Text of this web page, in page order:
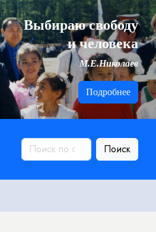
Выбираю свободу
и человека
М.Е.Николаев
Подробнее
Поиск